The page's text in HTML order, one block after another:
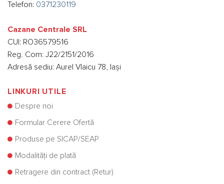
Telefon: 0371230119
Cazane Centrale SRL
CUI: RO36579516
Reg. Com: J22/2151/2016
Adresă sediu: Aurel Vlaicu 78, Iași
LINKURI UTILE
Despre noi
Formular Cerere Ofertă
Produse pe SICAP/SEAP
Modalități de plată
Retragere din contract (Retur)